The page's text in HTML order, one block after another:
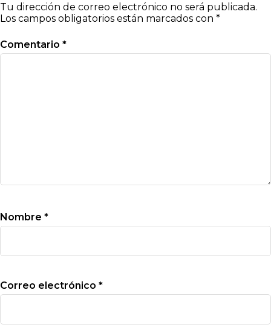
Tu dirección de correo electrónico no será publicada.
Los campos obligatorios están marcados con *
Comentario *
Nombre *
Correo electrónico *